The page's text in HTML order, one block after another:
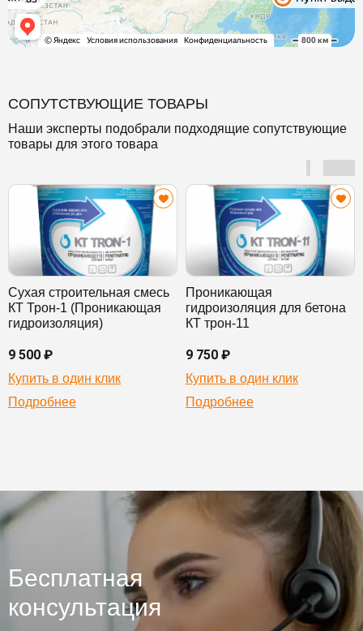
СОПУТСТВУЮЩИЕ ТОВАРЫ
Наши эксперты подобрали подходящие сопутствующие
товары для этого товара
Сухая строительная смесь
КТ Трон-1 (Проникающая
гидроизоляция)
9 500 ₽
Купить в один клик
Подробнее
Проникающая
гидроизоляция для бетона
КТ трон-11
9 750 ₽
Купить в один клик
Подробнее
Бесплатная
консультация